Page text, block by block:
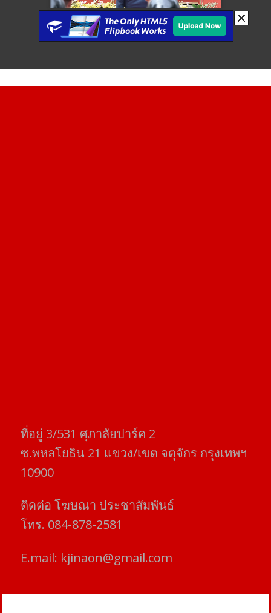
ที่อยู่​ 3/531​ ศุภาลัยปาร์ค​ 2
ซ.พหลโยธิน​ 21​ แขวง/เขต​ จตุจักร​ กรุงเทพฯ
10900
ติดต่อ​ โฆษณา​ ประชาสัมพันธ์
โทร​. 084-878-2581
E.mail: kjinaon@gmail.com